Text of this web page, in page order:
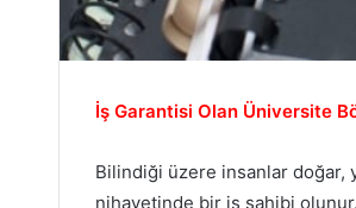
İş Garantisi Olan Üniversite
Bilindiği üzere insanlar doğar,
nihayetinde bir iş sahibi